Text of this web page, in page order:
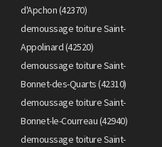
d'Apchon (42370)
demoussage toiture Saint-
Appolinard (42520)
demoussage toiture Saint-
Bonnet-des-Quarts (42310)
demoussage toiture Saint-
Bonnet-le-Courreau (42940)
demoussage toiture Saint-